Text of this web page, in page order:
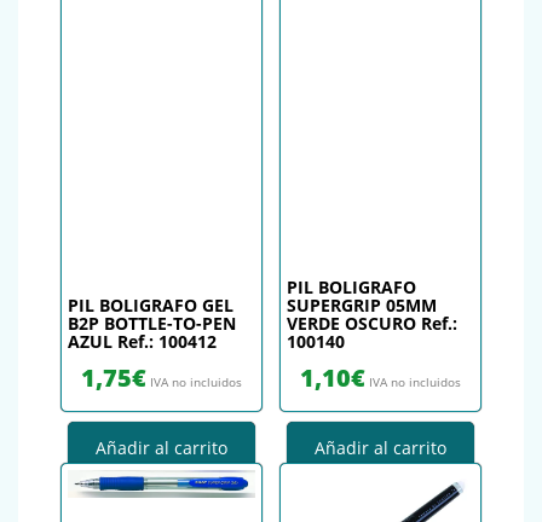
PIL BOLIGRAFO GEL
B2P BOTTLE-TO-PEN
AZUL Ref.: 100412
1,75€ IVA no incluidos
Añadir al carrito
PIL BOLIGRAFO
SUPERGRIP 05MM
VERDE OSCURO Ref.:
100140
1,10€ IVA no incluidos
Añadir al carrito